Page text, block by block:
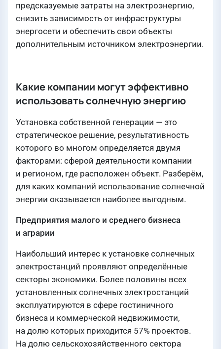
предсказуемые затраты на электроэнергию,
снизить зависимость от инфраструктуры
энергосети и обеспечить свои объекты
дополнительным источником электроэнергии.
Какие компании могут эффективно
использовать солнечную энергию
Установка собственной генерации — это
стратегическое решение, результативность
которого во многом определяется двумя
факторами: сферой деятельности компании
и регионом, где расположен объект. Разберём,
для каких компаний использование солнечной
энергии оказывается наиболее выгодным.
Предприятия малого и среднего бизнеса
и аграрии
Наибольший интерес к установке солнечных
электростанций проявляют определённые
секторы экономики. Более половины всех
установленных солнечных электростанций
эксплуатируются в сфере гостиничного
бизнеса и коммерческой недвижимости,
на долю которых приходится 57% проектов.
На долю сельскохозяйственного сектора